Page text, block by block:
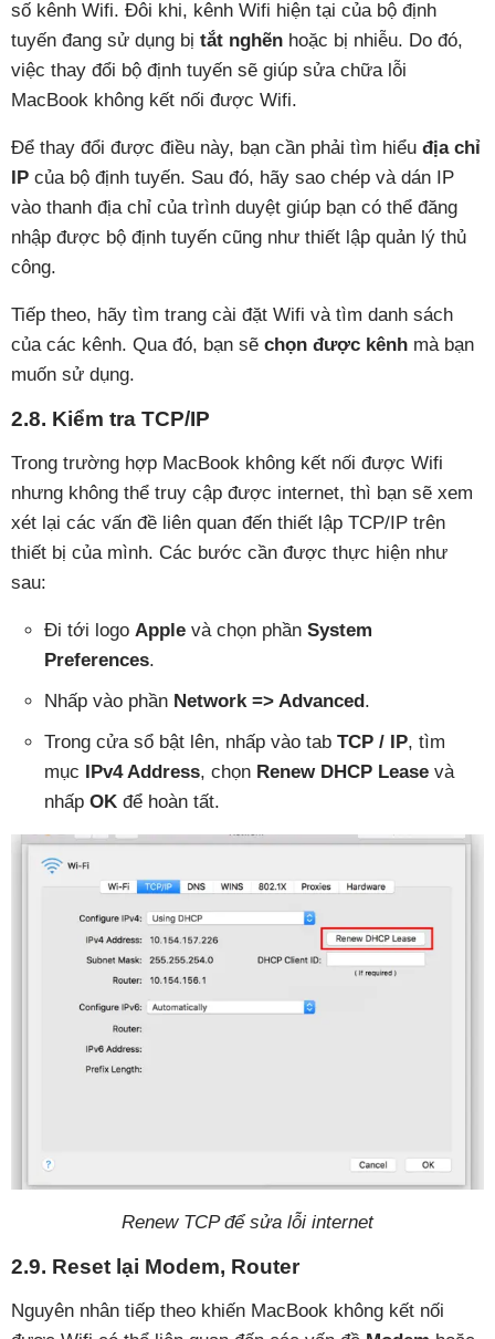
số kênh Wifi. Đôi khi, kênh Wifi hiện tại của bộ định
tuyến đang sử dụng bị tắt nghẽn hoặc bị nhiễu. Do đó,
việc thay đổi bộ định tuyến sẽ giúp sửa chữa lỗi
MacBook không kết nối được Wifi.
Để thay đổi được điều này, bạn cần phải tìm hiểu địa chỉ
IP của bộ định tuyến. Sau đó, hãy sao chép và dán IP
vào thanh địa chỉ của trình duyệt giúp bạn có thể đăng
nhập được bộ định tuyến cũng như thiết lập quản lý thủ
công.
Tiếp theo, hãy tìm trang cài đặt Wifi và tìm danh sách
của các kênh. Qua đó, bạn sẽ chọn được kênh mà bạn
muốn sử dụng.
2.8. Kiểm tra TCP/IP
Trong trường hợp MacBook không kết nối được Wifi
nhưng không thể truy cập được internet, thì bạn sẽ xem
xét lại các vấn đề liên quan đến thiết lập TCP/IP trên
thiết bị của mình. Các bước cần được thực hiện như
sau:
Đi tới logo Apple và chọn phần System
Preferences.
Nhấp vào phần Network => Advanced.
Trong cửa sổ bật lên, nhấp vào tab TCP / IP, tìm
mục IPv4 Address, chọn Renew DHCP Lease và
nhấp OK để hoàn tất.
Renew TCP để sửa lỗi internet
2.9. Reset lại Modem, Router
Nguyên nhân tiếp theo khiến MacBook không kết nối